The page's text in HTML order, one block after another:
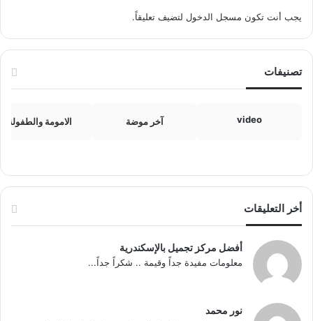
يجب أنت تكون مسجل الدخول لتضيف تعليقاً.
تصنيفات
video آخر موضة الامومة والطفولة
أخر التعليقات
أفضل مركز تجميل بالإسكندرية
معلومات مفيدة جداً وقيمة .. شكراً جداً...
نور محمد